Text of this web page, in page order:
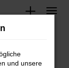
und unsere